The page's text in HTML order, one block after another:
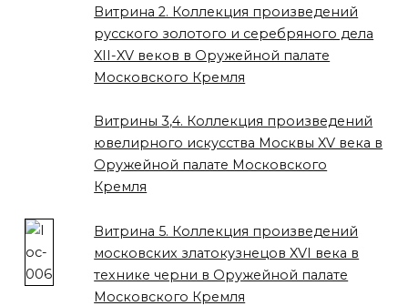
Витрина 2. Коллекция произведений
русского золотого и серебряного дела
XII-XV веков в Оружейной палате
Московского Кремля
Витрины 3,4. Коллекция произведений
ювелирного искусства Москвы XV века в
Оружейной палате Московского
Кремля
Витрина 5. Коллекция произведений
московских златокузнецов XVI века в
технике черни в Оружейной палате
Московского Кремля